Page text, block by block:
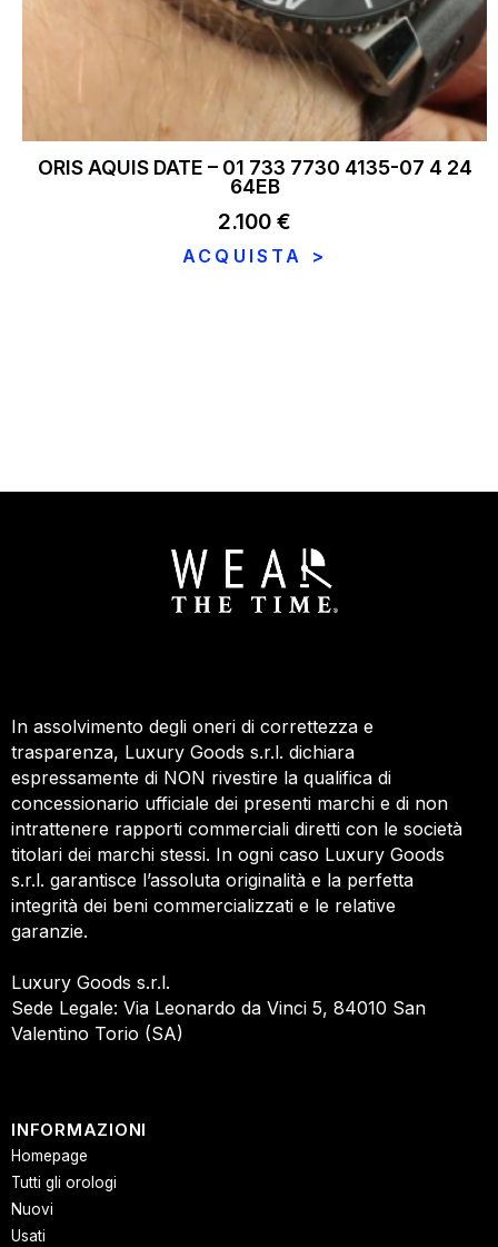
ORIS AQUIS DATE – 01 733 7730 4135-07 4 24
64EB
2.100 €
ACQUISTA >
In assolvimento degli oneri di correttezza e
trasparenza, Luxury Goods s.r.l. dichiara
espressamente di NON rivestire la qualifica di
concessionario ufficiale dei presenti marchi e di non
intrattenere rapporti commerciali diretti con le società
titolari dei marchi stessi. In ogni caso Luxury Goods
s.r.l. garantisce l’assoluta originalità e la perfetta
integrità dei beni commercializzati e le relative
garanzie.
Luxury Goods s.r.l.
Sede Legale: Via Leonardo da Vinci 5, 84010 San
Valentino Torio (SA)
INFORMAZIONI
Homepage
Tutti gli orologi
Nuovi
Usati